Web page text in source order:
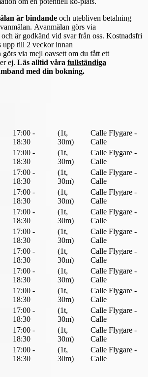
är bindande och utebliven betalning
Avanmälan görs via
är godkänd vid svar från oss. Kostnadsfri
upp till 2 veckor innan
görs via mejl oavsett om du fått ett
ej. Läs alltid våra fullständiga
med din bokning.
17:00 -
18:30
(1t,
30m)
Calle Flygare -
Calle
17:00 -
18:30
(1t,
30m)
Calle Flygare -
Calle
17:00 -
18:30
(1t,
30m)
Calle Flygare -
Calle
17:00 -
18:30
(1t,
30m)
Calle Flygare -
Calle
17:00 -
18:30
(1t,
30m)
Calle Flygare -
Calle
17:00 -
18:30
(1t,
30m)
Calle Flygare -
Calle
17:00 -
18:30
(1t,
30m)
Calle Flygare -
Calle
17:00 -
18:30
(1t,
30m)
Calle Flygare -
Calle
17:00 -
18:30
(1t,
30m)
Calle Flygare -
Calle
17:00 -
18:30
(1t,
30m)
Calle Flygare -
Calle
17:00 -
18:30
(1t,
30m)
Calle Flygare -
Calle
17:00 -
18:30
(1t,
30m)
Calle Flygare -
Calle